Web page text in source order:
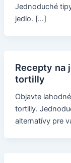
Jednoduché
jedlo. […]
Recepty na
tortilly
Objavte
tortilly.
alternatívy pre